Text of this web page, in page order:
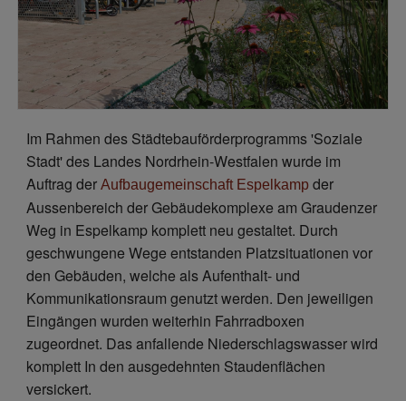
Im Rahmen des Städtebauförderprogramms 'Soziale
Stadt' des Landes Nordrhein-Westfalen wurde im
Auftrag der Aufbaugemeinschaft Espelkampder
Aussenbereich der Gebäudekomplexe am Graudenzer
Weg in Espelkamp komplett neu gestaltet. Durch
geschwungene Wege entstanden Platzsituationen vor
den Gebäuden, welche als Aufenthalt- und
Kommunikationsraum genutzt werden. Den jeweiligen
Eingängen wurden weiterhin Fahrradboxen
zugeordnet. Das anfallende Niederschlagswasser wird
komplett In den ausgedehnten Staudenflächen
versickert.